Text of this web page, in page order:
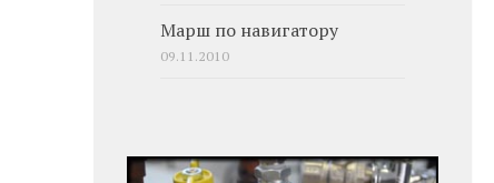
Марш по навигатору
09.11.2010